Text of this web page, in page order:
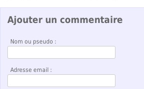
Ajouter un commentaire
Nom ou pseudo :
Adresse email :